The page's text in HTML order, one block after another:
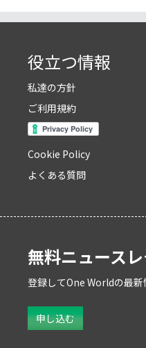
役立つ情報
私達の方針
ご利用規約
Cookie Policy
よくある質問
無料ニュース
登録してOne Worldの最新
申し込む